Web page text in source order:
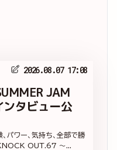
2026.08.07 17:08
JAM
タビュー公
、パワー、気持ち、全部で勝
OUT.67 ～...